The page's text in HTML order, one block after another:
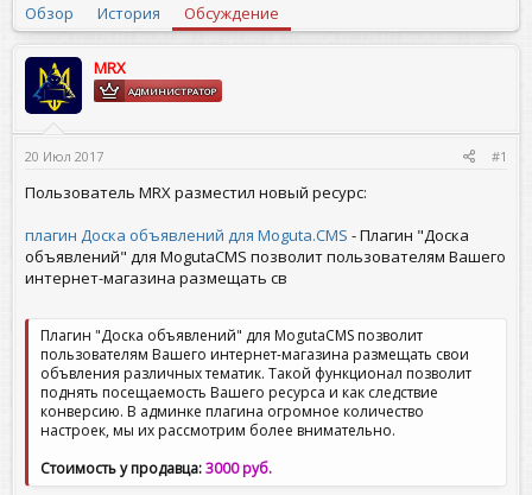
о
р
т
е
м
ы
н
а
Обзор История Обсуждение
MRX
АДМИНИСТРАТОР
20 Июл 2017 #1
Пользователь MRX разместил новый ресурс:
плагин Доска объявлений для Moguta.CMS - Плагин "Доска
объявлений" для MogutaCMS позволит пользователям Вашего
интернет-магазина размещать св
Плагин "Доска объявлений" для MogutaCMS позволит
пользователям Вашего интернет-магазина размещать свои
объвления различных тематик. Такой функционал позволит
поднять посещаемость Вашего ресурса и как следствие
конверсию. В админке плагина огромное количество
настроек, мы их рассмотрим более внимательно.
Стоимость у продавца:3000 руб.